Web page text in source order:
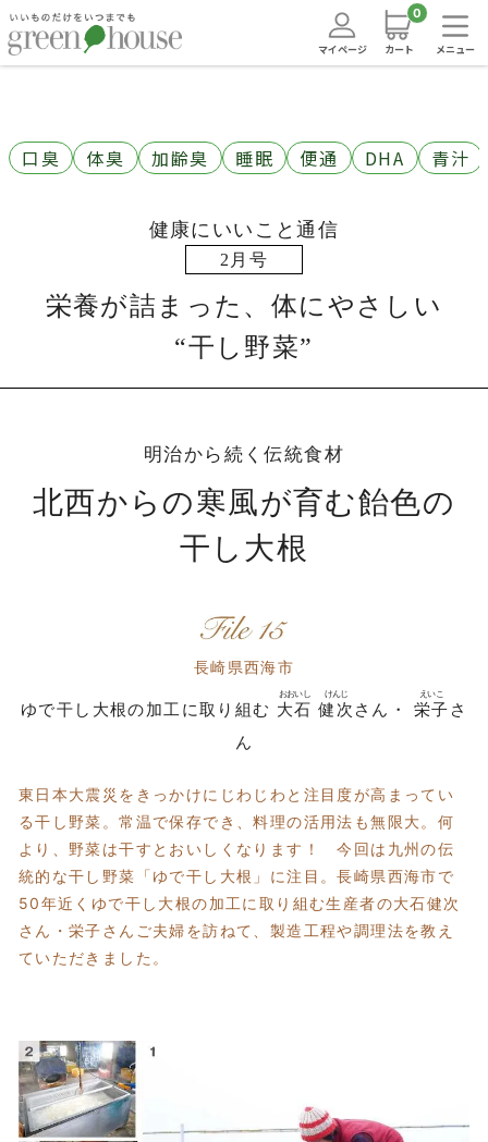
マイページ カート
0
メニュー
口臭 体臭 加齢臭 睡眠 便通 DHA 青汁
健康にいいこと通信
2月号
栄養が詰まった、体にやさしい
“干し野菜”
明治から続く伝統食材
北西からの寒風が育む飴色の
干し大根
長崎県西海市
ゆで干し大根の加工に取り組む 大石 健次 さん ・ 栄子 さ
ん
東日本大震災をきっかけにじわじわと注目度が高まってい
る干し野菜。常温で保存でき、料理の活用法も無限大。何
より、野菜は干すとおいしくなります！ 今回は九州の伝
統的な干し野菜「ゆで干し大根」に注目。長崎県西海市で
50年近くゆで干し大根の加工に取り組む生産者の大石健次
さん・栄子さんご夫婦を訪ねて、製造工程や調理法を教え
ていただきました。